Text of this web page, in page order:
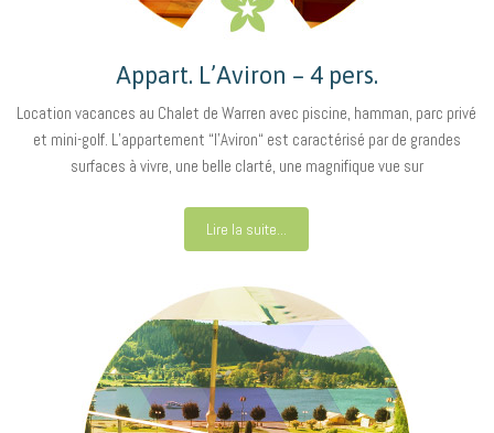
Appart. L’Aviron – 4 pers.
Location vacances au Chalet de Warren avec piscine, hamman, parc privé
et mini-golf. L’appartement “l’Aviron“ est caractérisé par de grandes
surfaces à vivre, une belle clarté, une magnifique vue sur
Lire la suite...